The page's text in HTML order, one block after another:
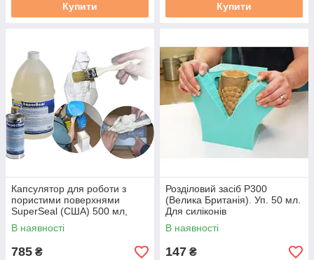
Купити Купити
Капсулятор для роботи з
пористими поверхнями
SuperSeal (США) 500 мл,
запобігання залипання
В наявності
785 ₴
Розділовий засіб P300
(Велика Британія). Уп. 50 мл.
Для силіконів
В наявності
147 ₴